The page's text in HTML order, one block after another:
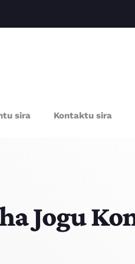
sira Kontaktu sira
Jogu